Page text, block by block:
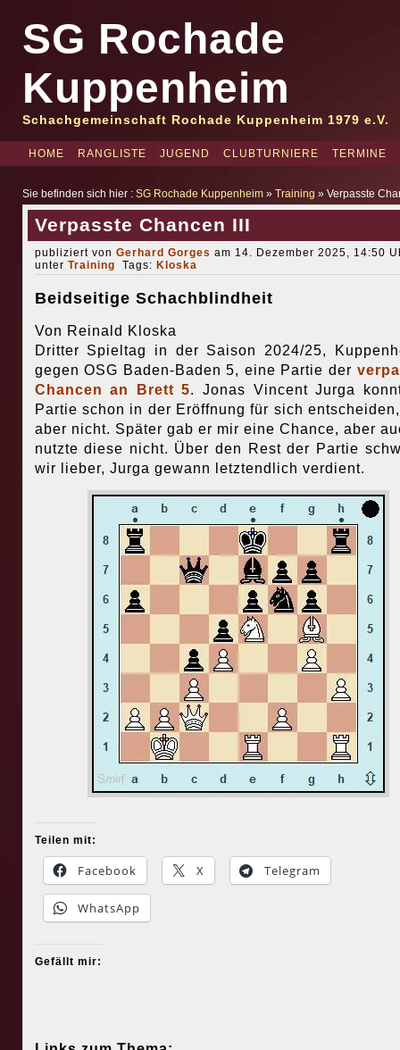
SG Rochade
Kuppenheim
Schachgemeinschaft Rochade Kuppenheim 1979 e.V.
HOME RANGLISTE JUGEND CLUBTURNIERE TERMINE
Sie befinden sich hier : SG Rochade Kuppenheim» Training » Verpasste
Verpasste Chancen III
publiziert von Gerhard Gorges am 14. Dezember 2025, 14:50
unter Training Tags: Kloska
Beidseitige Schachblindheit
Von Reinald Kloska
Dritter Spieltag in der Saison 2024/25,
gegen OSG Baden-Baden 5, eine Partie der
Chancen an Brett 5. Jonas Vincent Jurga
Partie schon in der Eröffnung für sich
aber nicht. Später gab er mir eine Chance, aber
nutzte diese nicht. Über den Rest der Partie
wir lieber, Jurga gewann letztendlich verdient.
Teilen mit:
Facebook X Telegram
WhatsApp
Gefällt mir: